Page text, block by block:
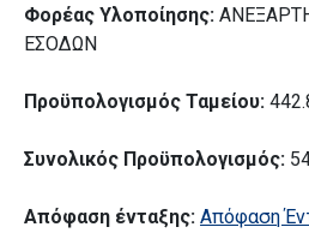
Φορέας Υλοποίησης:
ΕΣΟΔΩΝ
Προϋπολογισμός Ταμείου:
Συνολικός Προϋπολογισμός:
Απόφαση ένταξης: Απόφαση